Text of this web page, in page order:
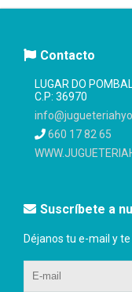
Contacto
LUGAR DO
C.P: 36970
660 17 82 65
Suscríbete a
Déjanos tu e-mail y